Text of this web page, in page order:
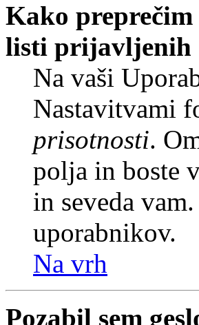
Kako preprečim
listi prijavljenih
Na vaši
Nastavitvami
prisotnosti.
polja in boste
in seveda
uporabnikov.
Na vrh
Pozabil sem